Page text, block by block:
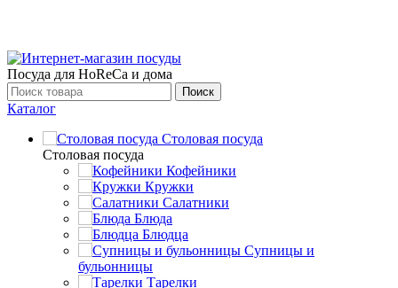
Посуда для HoReCa и дома
Поиск
Каталог
Столовая посуда
Столовая посуда
Кофейники
Кружки
Салатники
Блюда
Блюдца
Супницы и
бульонницы
Тарелки